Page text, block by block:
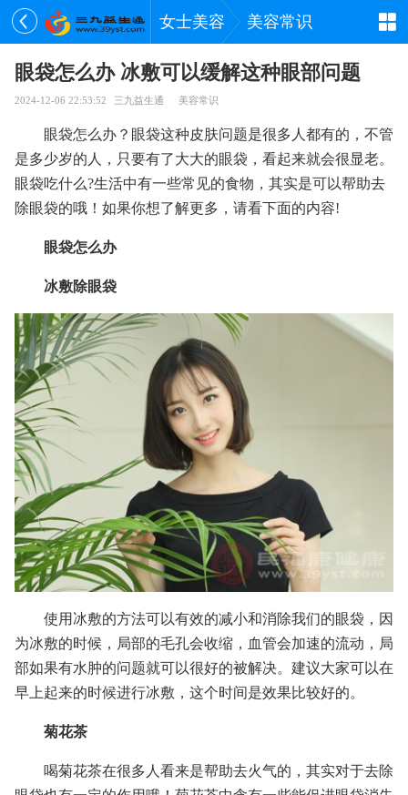
女士美容 美容常识
眼袋怎么办 冰敷可以缓解这种眼部问题
2024-12-06 22:53:52 三九益生通 美容常识
眼袋怎么办？眼袋这种皮肤问题是很多人都有的，不管
是多少岁的人，只要有了大大的眼袋，看起来就会很显老。
眼袋吃什么?生活中有一些常见的食物，其实是可以帮助去
除眼袋的哦！如果你想了解更多，请看下面的内容!
眼袋怎么办
冰敷除眼袋
使用冰敷的方法可以有效的减小和消除我们的眼袋，因
为冰敷的时候，局部的毛孔会收缩，血管会加速的流动，局
部如果有水肿的问题就可以很好的被解决。建议大家可以在
早上起来的时候进行冰敷，这个时间是效果比较好的。
菊花茶
喝菊花茶在很多人看来是帮助去火气的，其实对于去除